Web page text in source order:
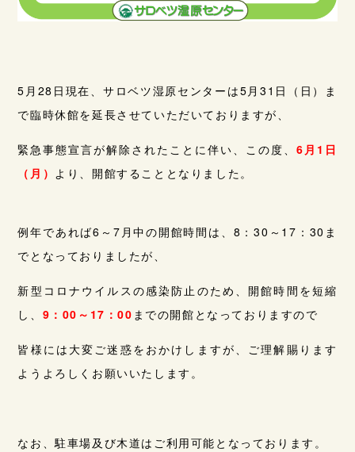
5月28日現在、サロベツ湿原センターは5月31日（日）ま
で臨時休館を延長させていただいておりますが、
緊急事態宣言が解除されたことに伴い、この度、6月1日
（月） より、開館することとなりました。
例年であれば6～7月中の開館時間は、8：30～17：30ま
でとなっておりましたが、
新型コロナウイルスの感染防止のため、開館時間を短縮
し、 9：00～17：00 までの開館となっておりますので
皆様には大変ご迷惑をおかけしますが、ご理解賜ります
ようよろしくお願いいたします。
なお、駐車場及び木道はご利用可能となっております。